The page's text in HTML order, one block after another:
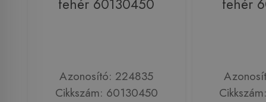
fehér 60130450
Azonosító: 224835
Cikkszám: 60130450
fehér